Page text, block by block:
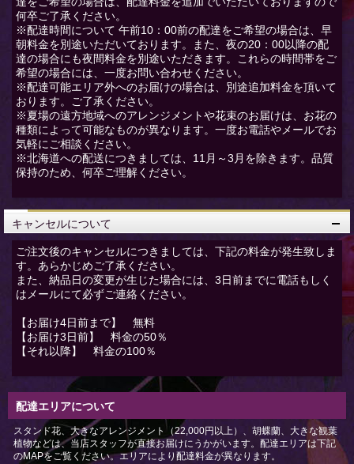
何卒ご了承ください。
※配達時間について 午前10：00前の配達をご希望の場合は、早
朝料金を別途いただいております。また、夜の20：00以降の配
達の場合にも夜間料金を別途いただきます。これらの時間帯をご
希望の場合には、一度お問い合わせください。
※配達可能エリア外へのお届けの場合は、別途追加料金を頂いて
おります。ご了承ください。
※夏場の遠方地域へのアレンジメントや花束のお届けは、お花の
種類によって可能なものが異なります。一度お電話やメールでお
気軽にご相談ください。
※北海道への配送につきましては、11月～3月を除きます。品質
保持のため、何卒ご理解ください。
キャンセルについて
ご注文後のキャンセルにつきましては、下記の料金が発生致しま
す。あらかじめご了承ください。
また、納品日の変更が生じた場合には、3日前までに電話もしく
はメールにて必ずご連絡ください。
【お届け4日前まで】 無料
【お届け3日前】 料金の50％
【それ以降】 料金の100％
配達エリアについて
スタンド花、大きなアレンジメント（22,000円以上）、胡蝶蘭、大きな観葉
植物などは、当店スタッフが直接お届けにうかがいます。配達エリアは下記
のMAPをご覧ください。エリアにより配達料金が異なります。